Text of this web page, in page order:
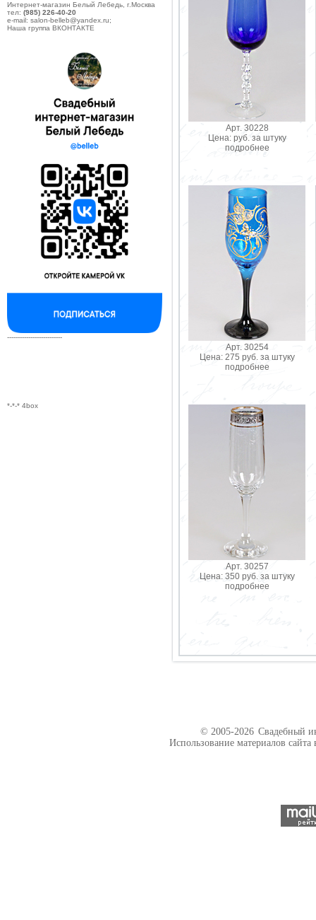
Интернет-магазин Белый Лебедь, г.Москва
тел: (985) 226-40-20
e-mail: salon-belleb@yandex.ru;
Наша группа ВКОНТАКТЕ
--------------------------
*-*-* 4box
Арт. 30228
Цена: руб. за штуку
подробнее
Арт. 30254
Цена: 275 руб. за штуку
подробнее
Арт. 30257
Цена: 350 руб. за штуку
подробнее
© 2005-2026 Свадебный
Использование материалов